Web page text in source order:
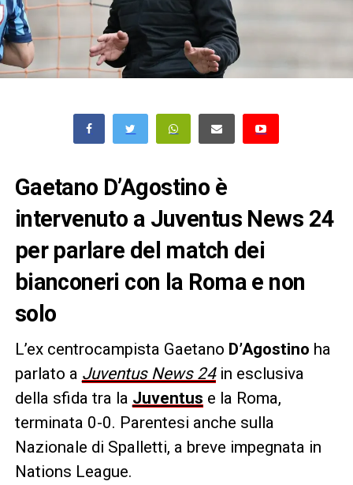
Gaetano D’Agostino è
intervenuto a Juventus News 24
per parlare del match dei
bianconeri con la Roma e non
solo
L’ex centrocampista Gaetano D’Agostino ha
parlato a Juventus News 24in esclusiva
della sfida tra la Juventus e la Roma,
terminata 0-0. Parentesi anche sulla
Nazionale di Spalletti, a breve impegnata in
Nations League.